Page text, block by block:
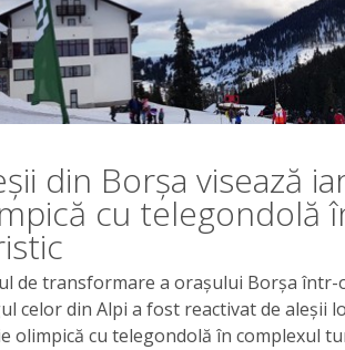
din Borșa visează
cu telegondolă
de transformare a orașului Borșa
celor din Alpi a fost reactivat de aleșii
olimpică cu telegondolă în complexul